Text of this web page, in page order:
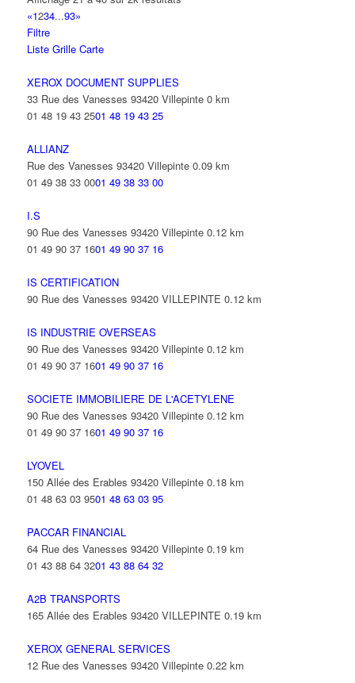
«1234...93»
Filtre
Liste Grille Carte
XEROX DOCUMENT SUPPLIES
33 Rue des Vanesses 93420 Villepinte 0 km
01 48 19 43 2501 48 19 43 25
ALLIANZ
Rue des Vanesses 93420 Villepinte 0.09 km
01 49 38 33 0001 49 38 33 00
I.S
90 Rue des Vanesses 93420 Villepinte 0.12 km
01 49 90 37 1601 49 90 37 16
IS CERTIFICATION
90 Rue des Vanesses 93420 VILLEPINTE 0.12 km
IS INDUSTRIE OVERSEAS
90 Rue des Vanesses 93420 Villepinte 0.12 km
01 49 90 37 1601 49 90 37 16
SOCIETE IMMOBILIERE DE L'ACETYLENE
90 Rue des Vanesses 93420 Villepinte 0.12 km
01 49 90 37 1601 49 90 37 16
LYOVEL
150 Allée des Erables 93420 Villepinte 0.18 km
01 48 63 03 9501 48 63 03 95
PACCAR FINANCIAL
64 Rue des Vanesses 93420 Villepinte 0.19 km
01 43 88 64 3201 43 88 64 32
A2B TRANSPORTS
165 Allée des Erables 93420 VILLEPINTE 0.19 km
XEROX GENERAL SERVICES
12 Rue des Vanesses 93420 Villepinte 0.22 km